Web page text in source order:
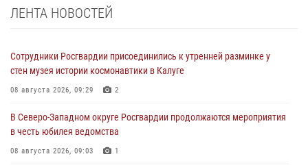
ЛЕНТА НОВОСТЕЙ
Сотрудники Росгвардии присоединились к утренней разминке у
стен музея истории космонавтики в Калуге
08 августа 2026, 09:29 2
В Северо-Западном округе Росгвардии продолжаются мероприятия
в честь юбилея ведомства
08 августа 2026, 09:03 1